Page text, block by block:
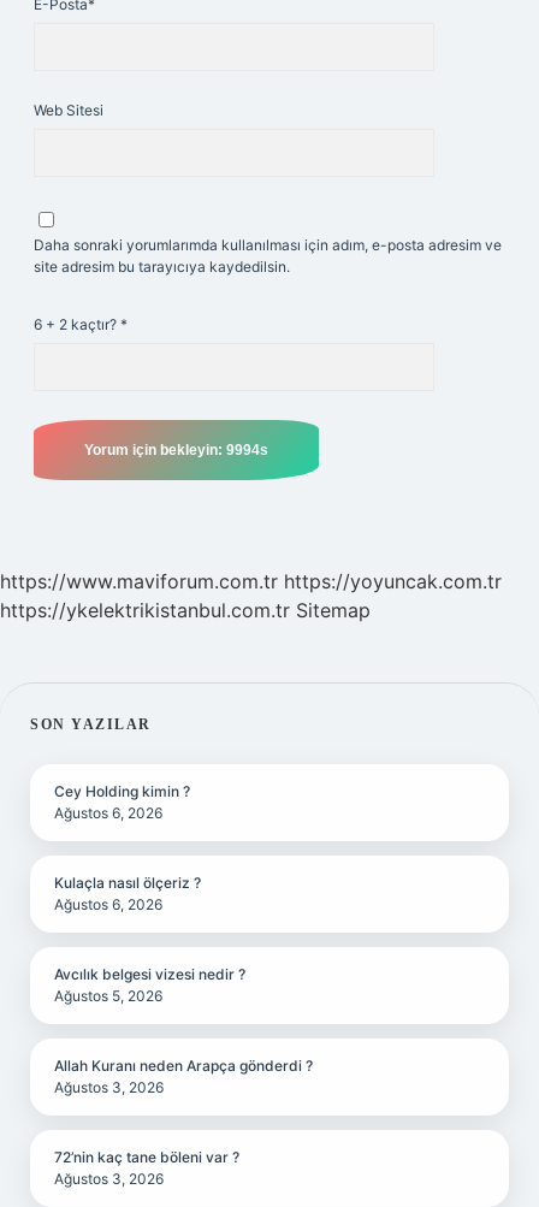
E-Posta*
Web Sitesi
Daha sonraki yorumlarımda kullanılması için adım, e-posta adresim ve
site adresim bu tarayıcıya kaydedilsin.
6 + 2 kaçtır? *
https://www.maviforum.com.tr https://yoyuncak.com.tr
https://ykelektrikistanbul.com.tr Sitemap
SIDEBAR
SON YAZILAR
Cey Holding kimin ?
Ağustos 6, 2026
Kulaçla nasıl ölçeriz ?
Ağustos 6, 2026
Avcılık belgesi vizesi nedir ?
Ağustos 5, 2026
Allah Kuranı neden Arapça gönderdi ?
Ağustos 3, 2026
72’nin kaç tane böleni var ?
Ağustos 3, 2026